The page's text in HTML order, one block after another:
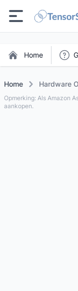
Home
Home Hardware
Opmerking: Als Amazon
aankopen.